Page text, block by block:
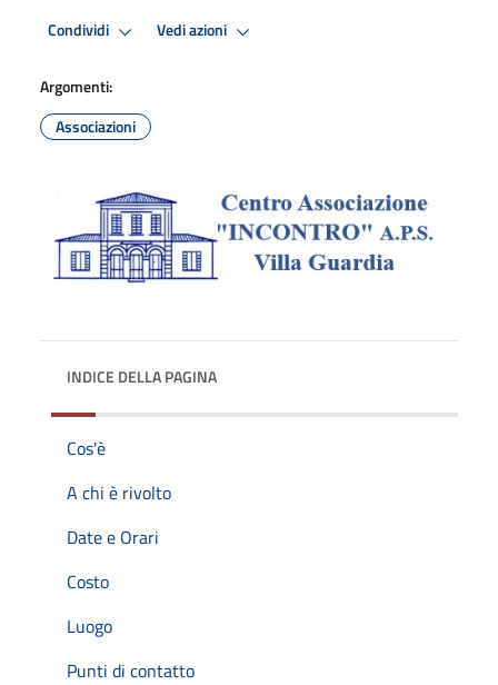
Condividi Vedi azioni
Argomenti:
Associazioni
INDICE DELLA PAGINA
Cos'è
A chi è rivolto
Date e Orari
Costo
Luogo
Punti di contatto